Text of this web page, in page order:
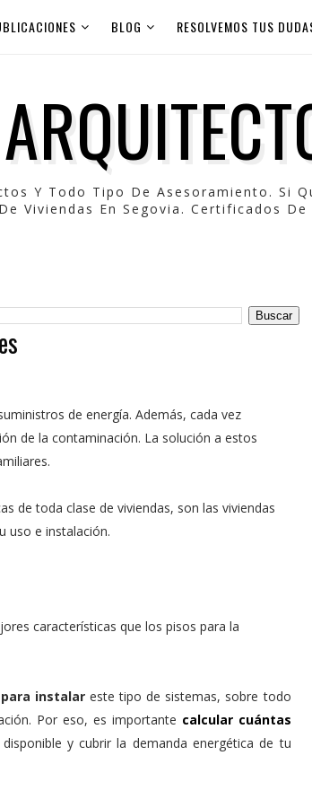
BLOG RESOLVEMOS TUS
Y Todo Tipo De Asesoramiento. Si
Viviendas En Segovia. Certificados
de energía. Además, cada vez
de la contaminación. La solución a estos
de toda clase de viviendas, son las viviendas
uso e instalación.
características que los pisos para la
instalareste tipo de sistemas, sobre todo
Por eso, es importante calcular cuántas
y cubrir la demanda energética de tu